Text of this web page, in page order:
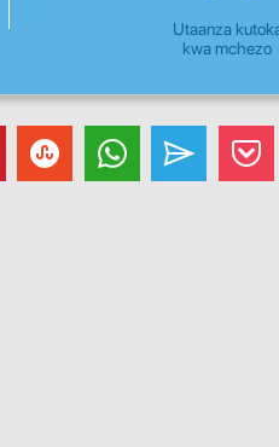
Utaanza
kwa mchezo